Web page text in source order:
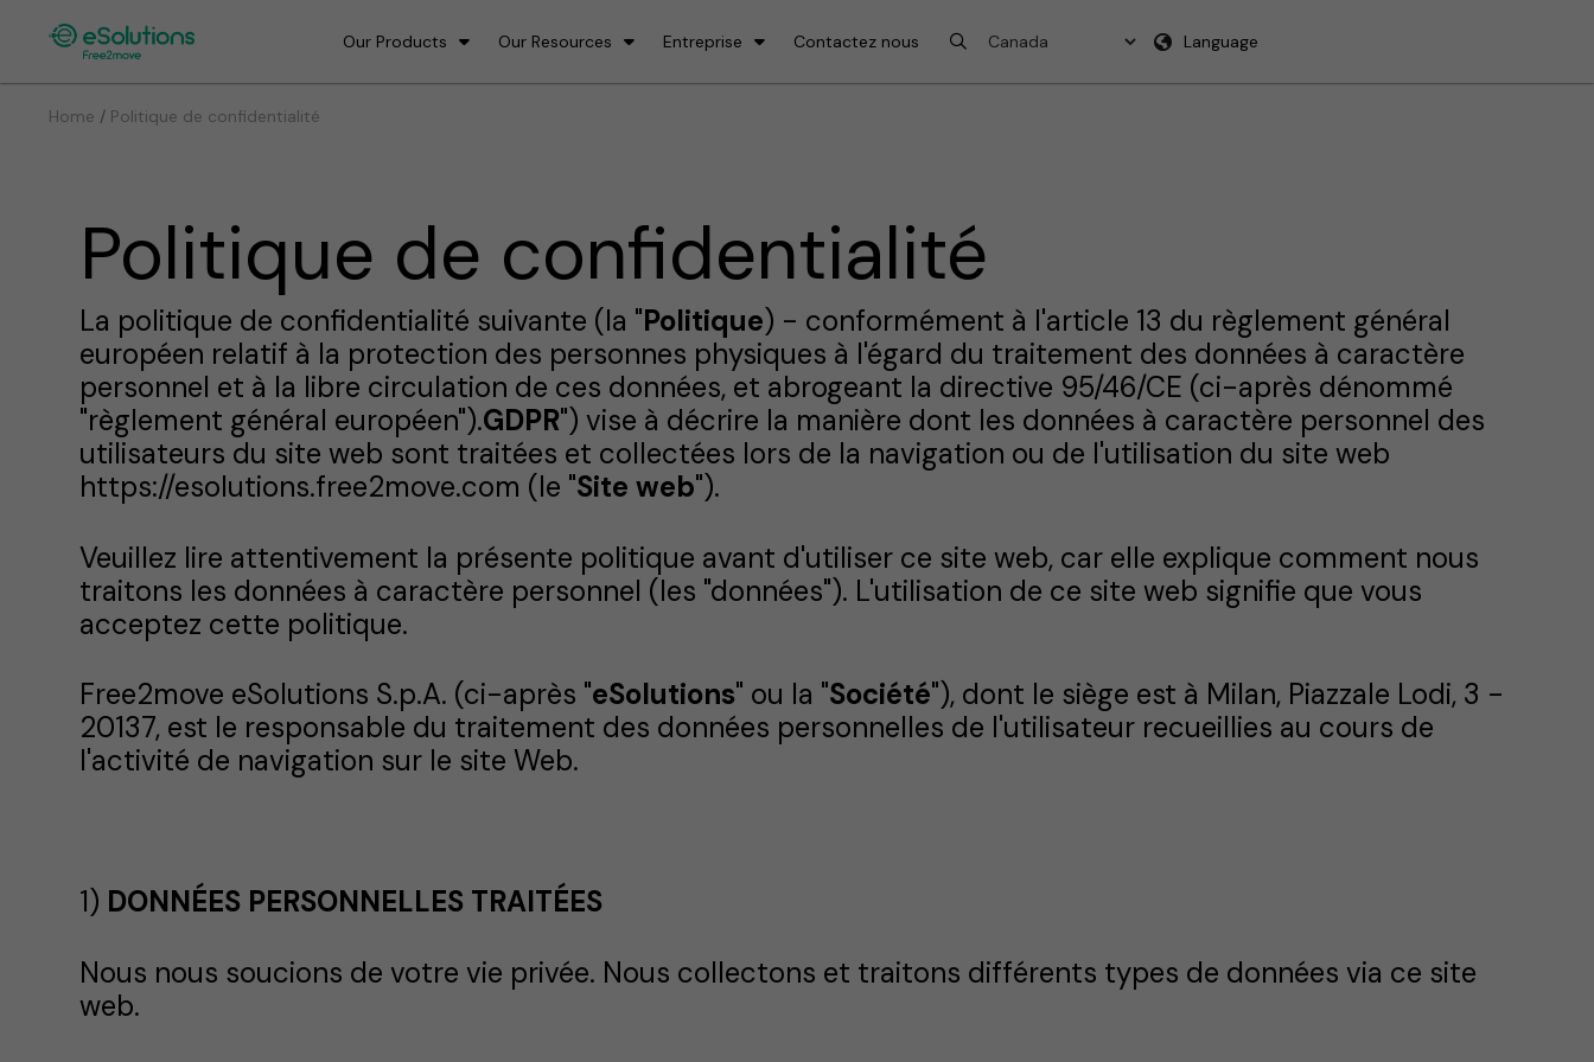
Our Products Our Resources Entreprise Contactez nous Language
Home / Politique de confidentialité
Politique de confidentialité
La politique de confidentialité suivante (la "Politique) - conformément à l'article 13 du règlement général
européen relatif à la protection des personnes physiques à l'égard du traitement des données à caractère
personnel et à la libre circulation de ces données, et abrogeant la directive 95/46/CE (ci-après dénommé
"règlement général européen").GDPR") vise à décrire la manière dont les données à caractère personnel des
utilisateurs du site web sont traitées et collectées lors de la navigation ou de l'utilisation du site web
https://esolutions.free2move.com (le "Site web").
Veuillez lire attentivement la présente politique avant d'utiliser ce site web, car elle explique comment nous
traitons les données à caractère personnel (les "données"). L'utilisation de ce site web signifie que vous
acceptez cette politique.
Free2move eSolutions S.p.A. (ci-après "eSolutions" ou la "Société"), dont le siège est à Milan, Piazzale Lodi, 3 -
20137, est le responsable du traitement des données personnelles de l'utilisateur recueillies au cours de
l'activité de navigation sur le site Web.
1) DONNÉES PERSONNELLES TRAITÉES
Nous nous soucions de votre vie privée. Nous collectons et traitons différents types de données via ce site
web.